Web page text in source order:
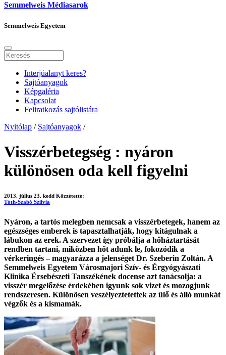
Semmelweis Médiasarok
Semmelweis Egyetem
Interjúalanyt keres?
Sajtóanyagok
Képgaléria
Kapcsolat
Feliratkozás sajtólistára
Nyitólap / Sajtóanyagok /
Visszérbetegség : nyáron
különösen oda kell figyelni
2013. július 23. kedd Közzétette:
Tóth-Szabó Szilvia
Nyáron, a tartós melegben nemcsak a visszérbetegek, hanem az
egészséges emberek is tapasztalhatják, hogy kitágulnak a
lábukon az erek. A szervezet így próbálja a hőháztartását
rendben tartani, miközben hőt adunk le, fokozódik a
vérkeringés – magyarázza a jelenséget Dr. Szeberin Zoltán. A
Semmelweis Egyetem Városmajori Szív- és Érgyógyászati
Klinika Érsebészeti Tanszékének docense azt tanácsolja: a
visszér megelőzése érdekében igyunk sok vizet és mozogjunk
rendszeresen. Különösen veszélyeztetettek az ülő és álló munkát
végzők és a kismamák.